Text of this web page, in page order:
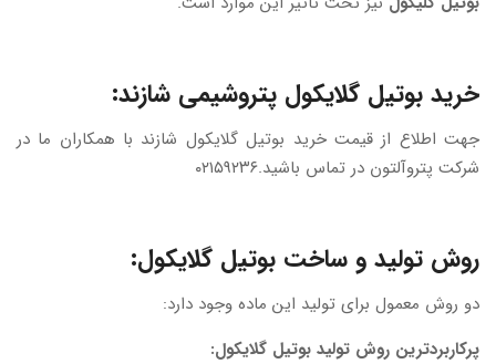
خرید بوتیل گلایکول پتروشیمی شازند:
جهت اطلاع از قیمت خرید بوتیل گلایکول شازند با همکاران ما در
شرکت پتروآلتون در تماس باشید.۰۲۱۵۹۲۳۶
روش تولید و ساخت بوتیل گلایکول:
دو روش معمول برای تولید این ماده وجود دارد:
پرکاربردترین روش تولید بوتیل گلایکول: